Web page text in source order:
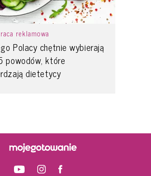
reklamowa
Polacy chętnie wybierają
powodów, które
dietetycy